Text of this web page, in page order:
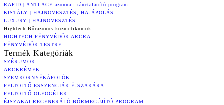
RAPID | ANTI AGE azonnali ránctalanító program
KISTÁLY | HAJNÖVESZTÉS, HAJÁPOLÁS
LUXURY | HAJNÖVESZTÉS
Hightech Bőrazonos kozmetikumok
HIGHTECH FÉNYVÉDŐK ARCRA
FÉNYVÉDŐK TESTRE
Termék Kategóriák
SZÉRUMOK
ARCKRÉMEK
SZEMKÖRNYÉKÁPOLÓK
FELTÖLTŐ ESSZENCIÁK ÉJSZAKÁRA
FELTÖLTŐ OLEOGÉLEK
ÉJSZAKAI REGENERÁLÓ BŐRMEGÚJÍTÓ PROGRAM